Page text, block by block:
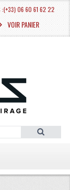
:(+33) 06 60 61 62 22
VOIR PANIER